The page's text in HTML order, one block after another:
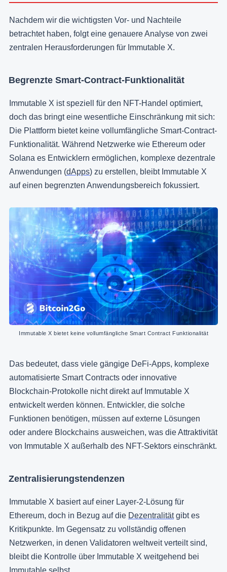
Nachdem wir die wichtigsten Vor- und Nachteile
betrachtet haben, folgt eine genauere Analyse von zwei
zentralen Herausforderungen für Immutable X.
Begrenzte Smart-Contract-Funktionalität
Immutable X ist speziell für den NFT-Handel optimiert,
doch das bringt eine wesentliche Einschränkung mit sich:
Die Plattform bietet keine vollumfängliche Smart-Contract-
Funktionalität. Während Netzwerke wie Ethereum oder
Solana es Entwicklern ermöglichen, komplexe dezentrale
Anwendungen (dApps) zu erstellen, bleibt Immutable X
auf einen begrenzten Anwendungsbereich fokussiert.
Immutable X bietet keine vollumfängliche Smart Contract Funktionalität
Das bedeutet, dass viele gängige DeFi-Apps, komplexe
automatisierte Smart Contracts oder innovative
Blockchain-Protokolle nicht direkt auf Immutable X
entwickelt werden können. Entwickler, die solche
Funktionen benötigen, müssen auf externe Lösungen
oder andere Blockchains ausweichen, was die Attraktivität
von Immutable X außerhalb des NFT-Sektors einschränkt.
Zentralisierungstendenzen
Immutable X basiert auf einer Layer-2-Lösung für
Ethereum, doch in Bezug auf die Dezentralitätgibt es
Kritikpunkte. Im Gegensatz zu vollständig offenen
Netzwerken, in denen Validatoren weltweit verteilt sind,
bleibt die Kontrolle über Immutable X weitgehend bei